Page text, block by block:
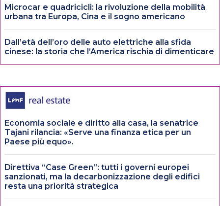
Microcar e quadricicli: la rivoluzione della mobilità
urbana tra Europa, Cina e il sogno americano
Dall’età dell’oro delle auto elettriche alla sfida
cinese: la storia che l’America rischia di dimenticare
Economia sociale e diritto alla casa, la senatrice
Tajani rilancia: «Serve una finanza etica per un
Paese più equo».
Direttiva “Case Green”: tutti i governi europei
sanzionati, ma la decarbonizzazione degli edifici
resta una priorità strategica